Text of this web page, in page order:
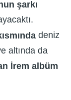
şarkı
deniz
altında da
İrem albüm